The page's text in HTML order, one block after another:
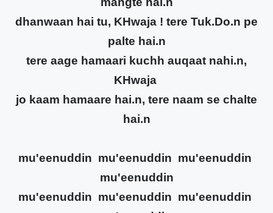
dhanwaan hai tu, KHwaja ! tere Tuk.Do.n pe
palte hai.n
tere aage hamaari kuchh auqaat nahi.n,
KHwaja
jo kaam hamaare hai.n, tere naam se chalte
hai.n
mu'eenuddin mu'eenuddin mu'eenuddin
mu'eenuddin
mu'eenuddin mu'eenuddin mu'eenuddin